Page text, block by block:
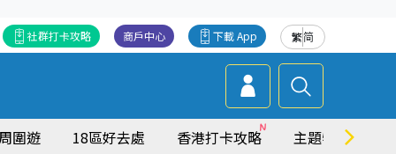
繁简
下載 App
商戶中心
社群打卡攻略
圍遊 18區好去處 香港打卡攻略 主題特集